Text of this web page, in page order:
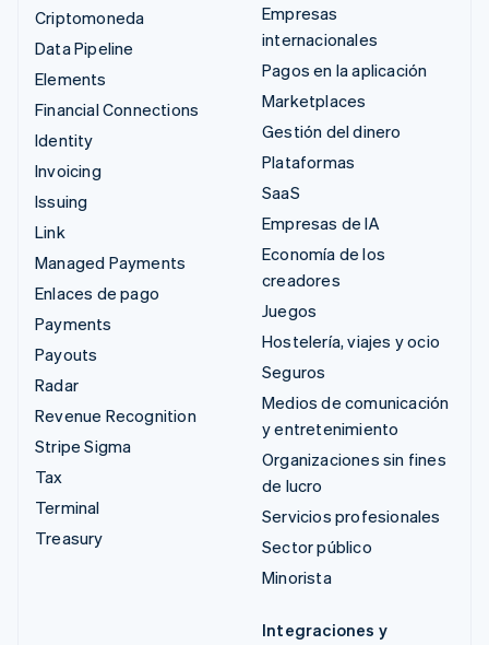
Criptomoneda
Data Pipeline
Elements
Financial Connections
Identity
Invoicing
Issuing
Link
Managed Payments
Enlaces de pago
Payments
Payouts
Radar
Revenue Recognition
Stripe Sigma
Tax
Terminal
Treasury
Empresas
internacionales
Pagos en la aplicación
Marketplaces
Gestión del dinero
Plataformas
SaaS
Empresas de IA
Economía de los
creadores
Juegos
Hostelería, viajes y ocio
Seguros
Medios de comunicación
y entretenimiento
Organizaciones sin fines
de lucro
Servicios profesionales
Sector público
Minorista
Integraciones y